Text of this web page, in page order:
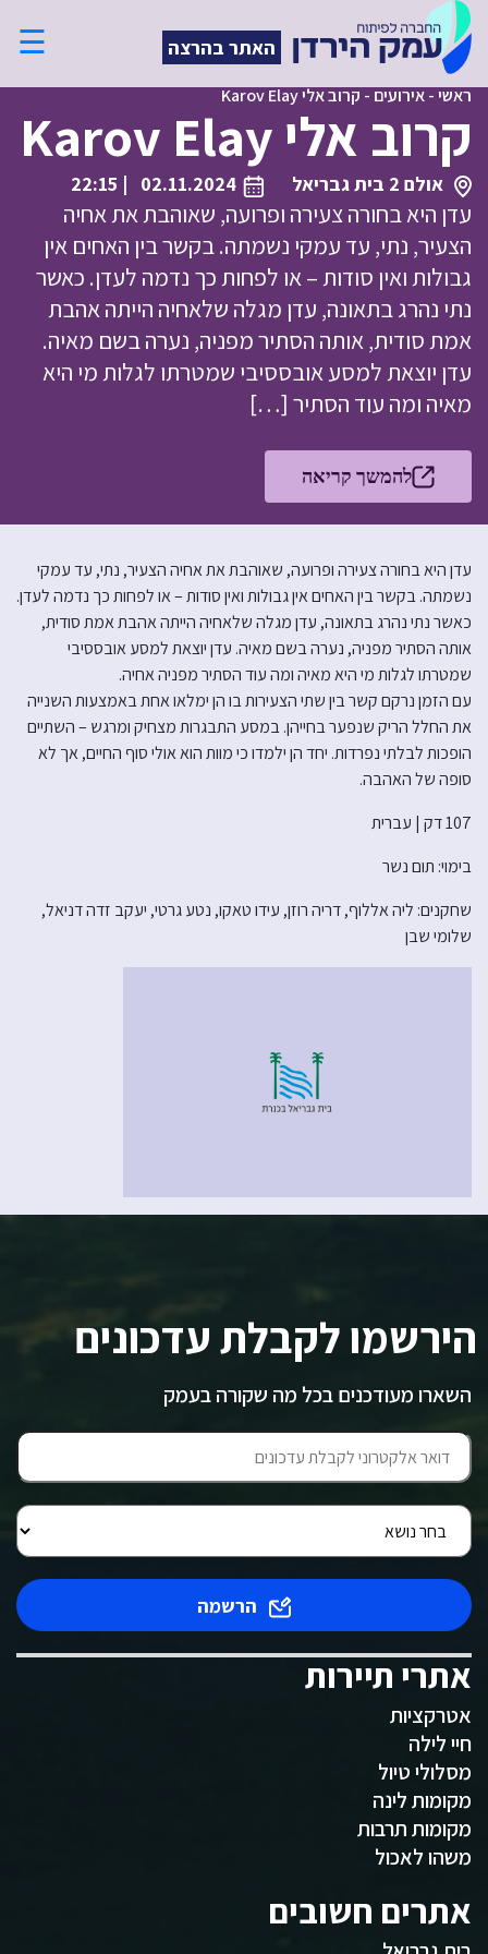
האתר בהרצה ☰
ראשי-אירועים - קרוב אלי Karov Elay
קרוב אלי Karov Elay
אולם 2 בית גבריאל 02.11.2024
| 22:15
עדן היא בחורה צעירה ופרועה, שאוהבת את אחיה
הצעיר, נתי, עד עמקי נשמתה. בקשר בין האחים אין
גבולות ואין סודות – או לפחות כך נדמה לעדן. כאשר
נתי נהרג בתאונה, עדן מגלה שלאחיה הייתה אהבת
אמת סודית, אותה הסתיר מפניה, נערה בשם מאיה.
עדן יוצאת למסע אובססיבי שמטרתו לגלות מי היא
מאיה ומה עוד הסתיר […]
להמשך קריאה
עדן היא בחורה צעירה ופרועה, שאוהבת את אחיה הצעיר, נתי, עד עמקי
נשמתה. בקשר בין האחים אין גבולות ואין סודות – או לפחות כך נדמה לעדן.
כאשר נתי נהרג בתאונה, עדן מגלה שלאחיה הייתה אהבת אמת סודית,
אותה הסתיר מפניה, נערה בשם מאיה. עדן יוצאת למסע אובססיבי
שמטרתו לגלות מי היא מאיה ומה עוד הסתיר מפניה אחיה.
עם הזמן נרקם קשר בין שתי הצעירות בו הן ימלאו אחת באמצעות השנייה
את החלל הריק שנפער בחייהן. במסע התבגרות מצחיק ומרגש – השתיים
הופכות לבלתי נפרדות. יחד הן ילמדו כי מוות הוא אולי סוף החיים, אך לא
סופה של האהבה.
107 דק | עברית
בימוי: תום נשר
שחקנים: ליה אללוף, דריה רוזן, עידו טאקו, נטע גרטי, יעקב זדה דניאל,
שלומי שבן
הירשמו לקבלת עדכונים
השארו מעודכנים בכל מה שקורה בעמק
הרשמה
אתרי תיירות
אטרקציות
חיי לילה
מסלולי טיול
מקומות לינה
מקומות תרבות
משהו לאכול
אתרים חשובים